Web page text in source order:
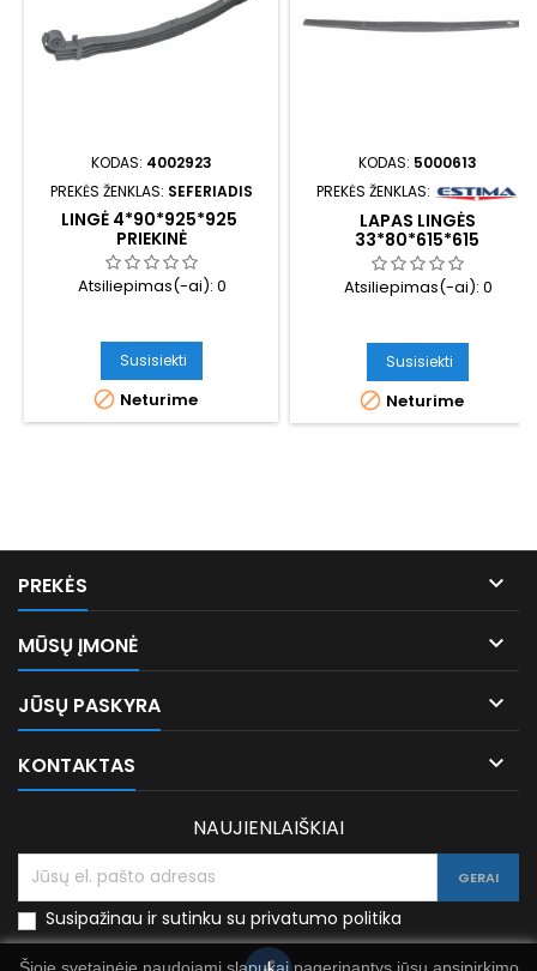
KODAS: 4002923
PREKĖS ŽENKLAS: SEFERIADIS
LINGĖ 4*90*925*925
PRIEKINĖ
Atsiliepimas(-ai): 0
Susisiekti
 Neturime
KODAS: 5000613
PREKĖS ŽENKLAS:
LAPAS LINGĖS
33*80*615*615
Atsiliepimas(-ai): 0
Susisiekti
 Neturime
PREKĖS 
MŪSŲ ĮMONĖ 
JŪSŲ PASKYRA 
KONTAKTAS 
NAUJIENLAIŠKIAI
Susipažinau ir sutinku su privatumo politika